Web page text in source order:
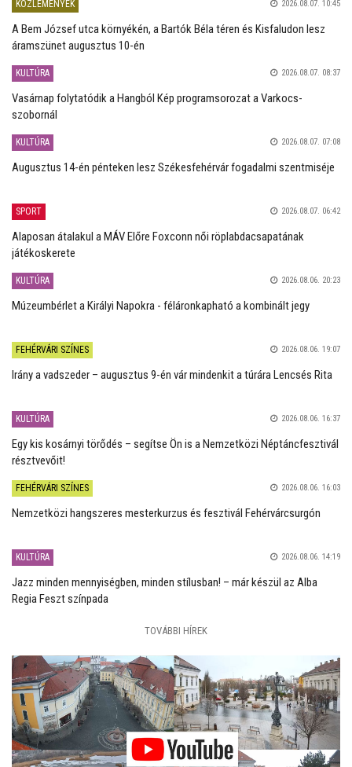
KÖZLEMÉNYEK 2026.08.07. 10:45
A Bem József utca környékén, a Bartók Béla téren és Kisfaludon lesz
áramszünet augusztus 10-én
KULTÚRA 2026.08.07. 08:37
Vasárnap folytatódik a Hangból Kép programsorozat a Varkocs-
szobornál
KULTÚRA 2026.08.07. 07:08
Augusztus 14-én pénteken lesz Székesfehérvár fogadalmi szentmiséje
SPORT 2026.08.07. 06:42
Alaposan átalakul a MÁV Előre Foxconn női röplabdacsapatának
játékoskerete
KULTÚRA 2026.08.06. 20:23
Múzeumbérlet a Királyi Napokra - féláronkapható a kombinált jegy
FEHÉRVÁRI SZÍNES 2026.08.06. 19:07
Irány a vadszeder – augusztus 9-én vár mindenkit a túrára Lencsés Rita
KULTÚRA 2026.08.06. 16:37
Egy kis kosárnyi törődés – segítse Ön is a Nemzetközi Néptáncfesztivál
résztvevőit!
FEHÉRVÁRI SZÍNES 2026.08.06. 16:03
Nemzetközi hangszeres mesterkurzus és fesztivál Fehérvárcsurgón
KULTÚRA 2026.08.06. 14:19
Jazz minden mennyiségben, minden stílusban! – már készül az Alba
Regia Feszt színpada
TOVÁBBI HÍREK